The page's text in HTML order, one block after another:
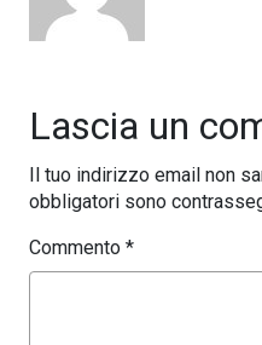
Lascia un
Il tuo indirizzo email non
obbligatori sono
Commento *